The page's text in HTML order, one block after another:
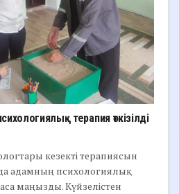
терапия өткізілді
кезекті терапиясын
адамның психологиялық
маңызды. Күйзелістен